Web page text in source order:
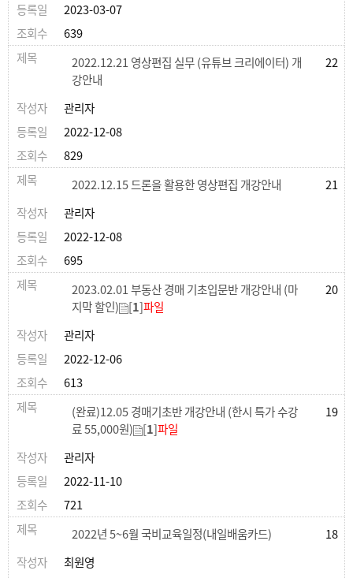
2023-03-07
639
22
2022.12.21 영상편집 실무 (유튜브 크리에이터) 개
강안내
관리자
2022-12-08
829
21
2022.12.15 드론을 활용한 영상편집 개강안내
관리자
2022-12-08
695
20
2023.02.01 부동산 경매 기초입문반 개강안내 (마
지막 할인)
[1]파일
관리자
2022-12-06
613
19
(완료)12.05 경매기초반 개강안내 (한시 특가 수강
료 55,000원)
[1]파일
관리자
2022-11-10
721
18
2022년 5~6월 국비교육일정(내일배움카드)
최원영